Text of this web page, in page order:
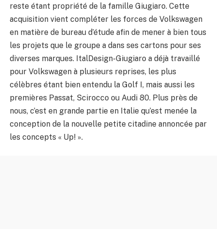
reste étant propriété de la famille Giugiaro. Cette
acquisition vient compléter les forces de Volkswagen
en matière de bureau d’étude afin de mener à bien tous
les projets que le groupe a dans ses cartons pour ses
diverses marques. ItalDesign-Giugiaro a déjà travaillé
pour Volkswagen à plusieurs reprises, les plus
célèbres étant bien entendu la Golf I, mais aussi les
premières Passat, Scirocco ou Audi 80. Plus près de
nous, c’est en grande partie en Italie qu’est menée la
conception de la nouvelle petite citadine annoncée par
les concepts « Up! ».